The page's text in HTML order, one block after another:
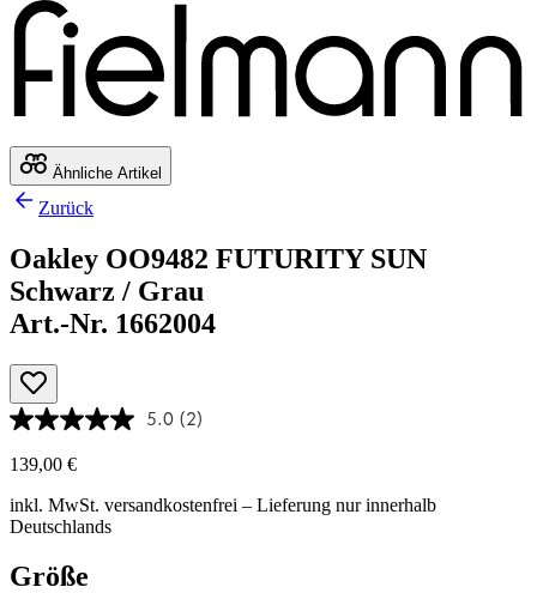
Ähnliche Artikel
Zurück
Oakley OO9482 FUTURITY SUN
Schwarz / Grau
Art.-Nr. 1662004
5.0 (2)
139,00 €
inkl. MwSt. versandkostenfrei – Lieferung nur innerhalb
Deutschlands
Größe